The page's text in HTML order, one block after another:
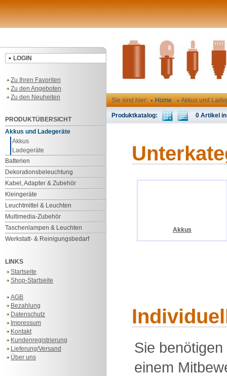
LOGIN
Zu Ihren Favoriten
Zu den Angeboten
Zu den Neuheiten
PRODUKTÜBERSICHT
Akkus und Ladegeräte
Akkus
Ladegeräte
Batterien
Dekorationsbeleuchtung
Kabel, Adapter & Zubehör
Kleingeräte
Leuchtmittel & Leuchten
Multimedia-Zubehör
Taschenlampen & Leuchten
Werkstatt- & Reinigungsbedarf
LINKS
Startseite
Shop-Startseite
AGB
Bezahlung
Datenschutz
Impressum
Kontakt
Kundenregistrierung
Lieferung/Versand
Über uns
Sie sind hier: Home Akkus und
Produktkatalog: 0 Artikel in
Akkus
Sie
einem